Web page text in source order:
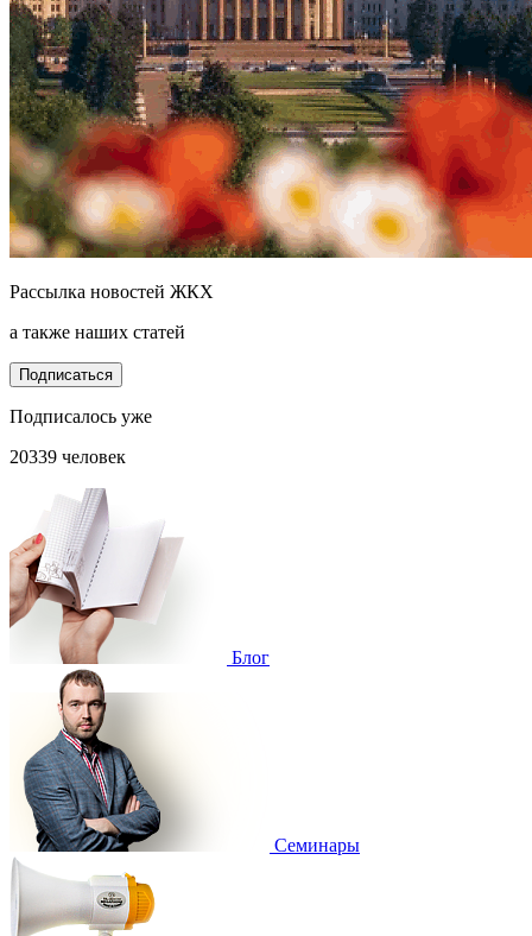
Рассылка новостей ЖКХ
а также наших статей
Подписаться
Подписалось уже
20339 человек
Блог
Cеминары